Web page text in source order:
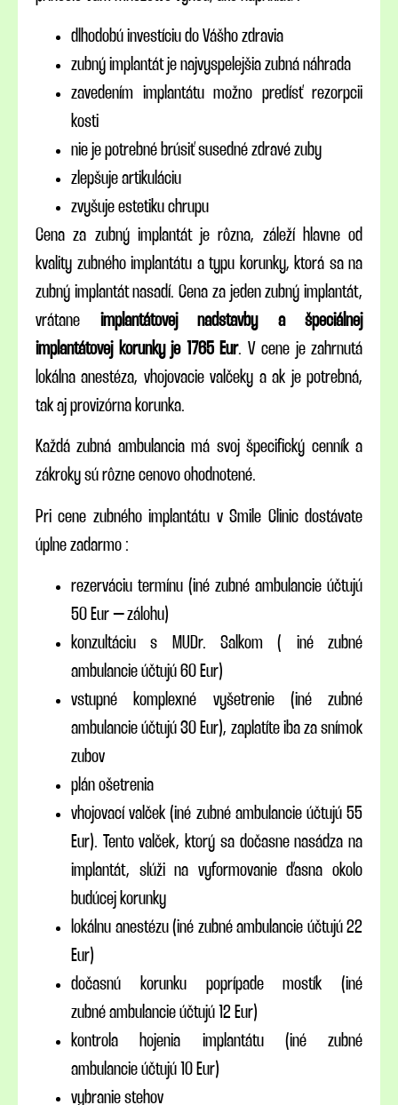
dlhodobú investíciu do Vášho zdravia
zubný implantát je najvyspelejšia zubná náhrada
zavedením implantátu možno predísť rezorpcii
kosti
nie je potrebné brúsiť susedné zdravé zuby
zlepšuje artikuláciu
zvyšuje estetiku chrupu
Cena za zubný implantát je rôzna, záleží hlavne od
kvality zubného implantátu a typu korunky, ktorá sa na
zubný implantát nasadí. Cena za jeden zubný implantát,
vrátane implantátovej nadstavby a špeciálnej
implantátovej korunky je 1765 Eur. V cene je zahrnutá
lokálna anestéza, vhojovacie valčeky a ak je potrebná,
tak aj provizórna korunka.
Každá zubná ambulancia má svoj špecifický cenník a
zákroky sú rôzne cenovo ohodnotené.
Pri cene zubného implantátu v Smile Clinic dostávate
úplne zadarmo :
rezerváciu termínu (iné zubné ambulancie účtujú
50 Eur – zálohu)
konzultáciu s MUDr. Salkom ( iné zubné
ambulancie účtujú 60 Eur)
vstupné komplexné vyšetrenie (iné zubné
ambulancie účtujú 30 Eur), zaplatíte iba za snímok
zubov
plán ošetrenia
vhojovací valček (iné zubné ambulancie účtujú 55
Eur). Tento valček, ktorý sa dočasne nasádza na
implantát, slúži na vyformovanie ďasna okolo
budúcej korunky
lokálnu anestézu (iné zubné ambulancie účtujú 22
Eur)
dočasnú korunku poprípade mostík (iné
zubné ambulancie účtujú 12 Eur)
kontrola hojenia implantátu (iné zubné
ambulancie účtujú 10 Eur)
vybranie stehov